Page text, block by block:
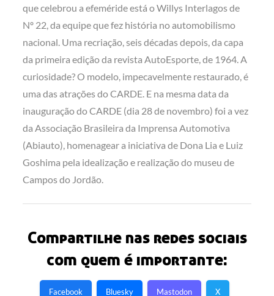
que celebrou a efeméride está o Willys Interlagos de
Nº 22, da equipe que fez história no automobilismo
nacional. Uma recriação, seis décadas depois, da capa
da primeira edição da revista AutoEsporte, de 1964. A
curiosidade? O modelo, impecavelmente restaurado, é
uma das atrações do CARDE. E na mesma data da
inauguração do CARDE (dia 28 de novembro) foi a vez
da Associação Brasileira da Imprensa Automotiva
(Abiauto), homenagear a iniciativa de Dona Lia e Luiz
Goshima pela idealização e realização do museu de
Campos do Jordão.
Compartilhe nas redes sociais
com quem é importante:
Facebook Bluesky Mastodon X